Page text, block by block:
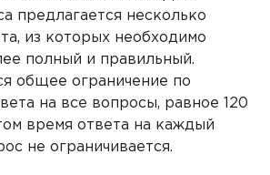
предлагается несколько
из которых необходимо
полный и правильный.
общее ограничение по
на все вопросы, равное 120
время ответа на каждый
не ограничивается.